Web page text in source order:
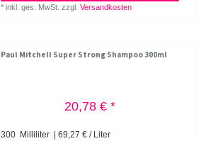
*inkl. ges. MwSt. zzgl.Versandkosten
Paul Mitchell Super Strong Shampoo 300ml
20,78 € *
300 Milliliter | 69,27 € / Liter